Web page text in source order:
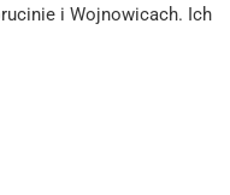
i Wojnowicach. Ich